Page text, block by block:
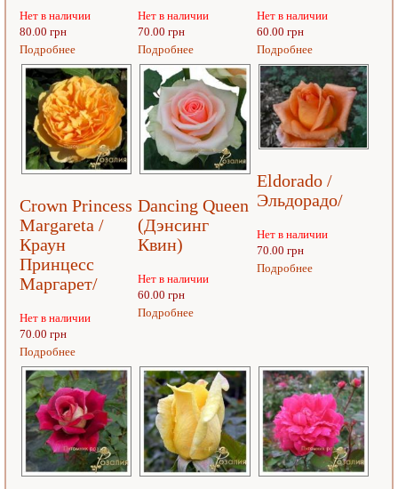
Нет в наличии
80.00 грн
Подробнее
Нет в наличии
70.00 грн
Подробнее
Нет в наличии
60.00 грн
Подробнее
Crown Princess
Margareta /
Краун
Принцесс
Маргарет/
Нет в наличии
70.00 грн
Подробнее
Dancing Queen
(Дэнсинг
Квин)
Нет в наличии
60.00 грн
Подробнее
Eldorado /
Эльдорадо/
Нет в наличии
70.00 грн
Подробнее